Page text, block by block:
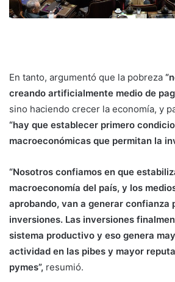
En tanto, argumentó que la pobreza
creando artificialmente medio de
sino haciendo crecer la economía, y
“hay que establecer primero
macroeconómicas que permitan la
“Nosotros confiamos en que
macroeconomía del país, y los
aprobando, van a generar confianza
inversiones. Las inversiones
sistema productivo y eso genera
actividad en las pibes y mayor
pymes”, resumió.